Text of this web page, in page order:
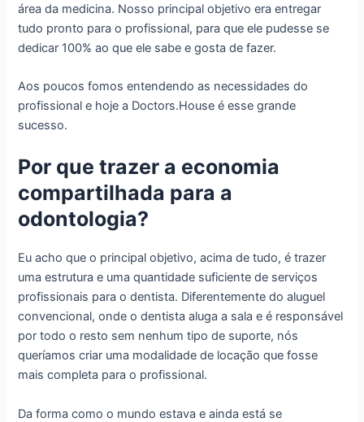
área da medicina. Nosso principal objetivo era entregar
tudo pronto para o profissional, para que ele pudesse se
dedicar 100% ao que ele sabe e gosta de fazer.
Aos poucos fomos entendendo as necessidades do
profissional e hoje a Doctors.House é esse grande
sucesso.
Por que trazer a economia
compartilhada para a
odontologia?
Eu acho que o principal objetivo, acima de tudo, é trazer
uma estrutura e uma quantidade suficiente de serviços
profissionais para o dentista. Diferentemente do aluguel
convencional, onde o dentista aluga a sala e é responsável
por todo o resto sem nenhum tipo de suporte, nós
queríamos criar uma modalidade de locação que fosse
mais completa para o profissional.
Da forma como o mundo estava e ainda está se